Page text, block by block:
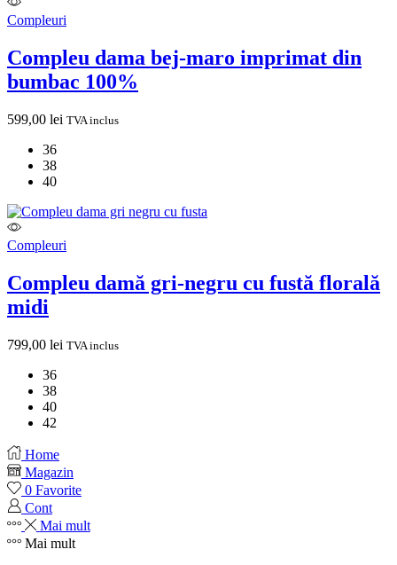
Compleuri
Compleu dama bej-maro imprimat din
bumbac 100%
599,00 lei TVA inclus
36
38
40
Compleuri
Compleu damă gri-negru cu fustă florală
midi
799,00 lei TVA inclus
36
38
40
42
Home
Magazin
0 Favorite
Cont
Mai mult
Mai mult